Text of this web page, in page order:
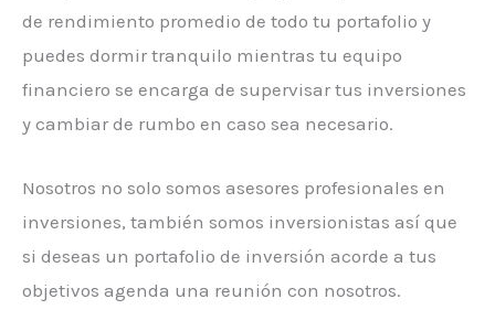
de rendimiento promedio de todo tu portafolio y
puedes dormir tranquilo mientras tu equipo
financiero se encarga de supervisar tus inversiones
y cambiar de rumbo en caso sea necesario.
Nosotros no solo somos asesores profesionales en
inversiones, también somos inversionistas así que
si deseas un portafolio de inversión acorde a tus
objetivos agenda una reunión con nosotros.